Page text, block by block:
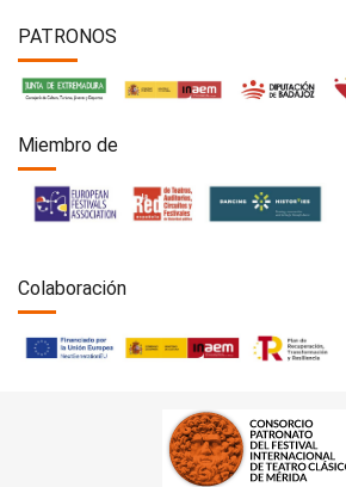
PATRONOS
Miembro de
Colaboración